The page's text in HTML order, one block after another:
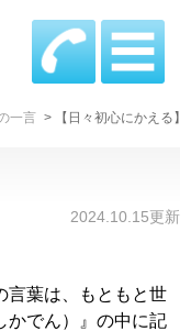
一言 【日々初心にかえる】
2024.10.15更新
葉は、もともと世
かでん）』の中に記